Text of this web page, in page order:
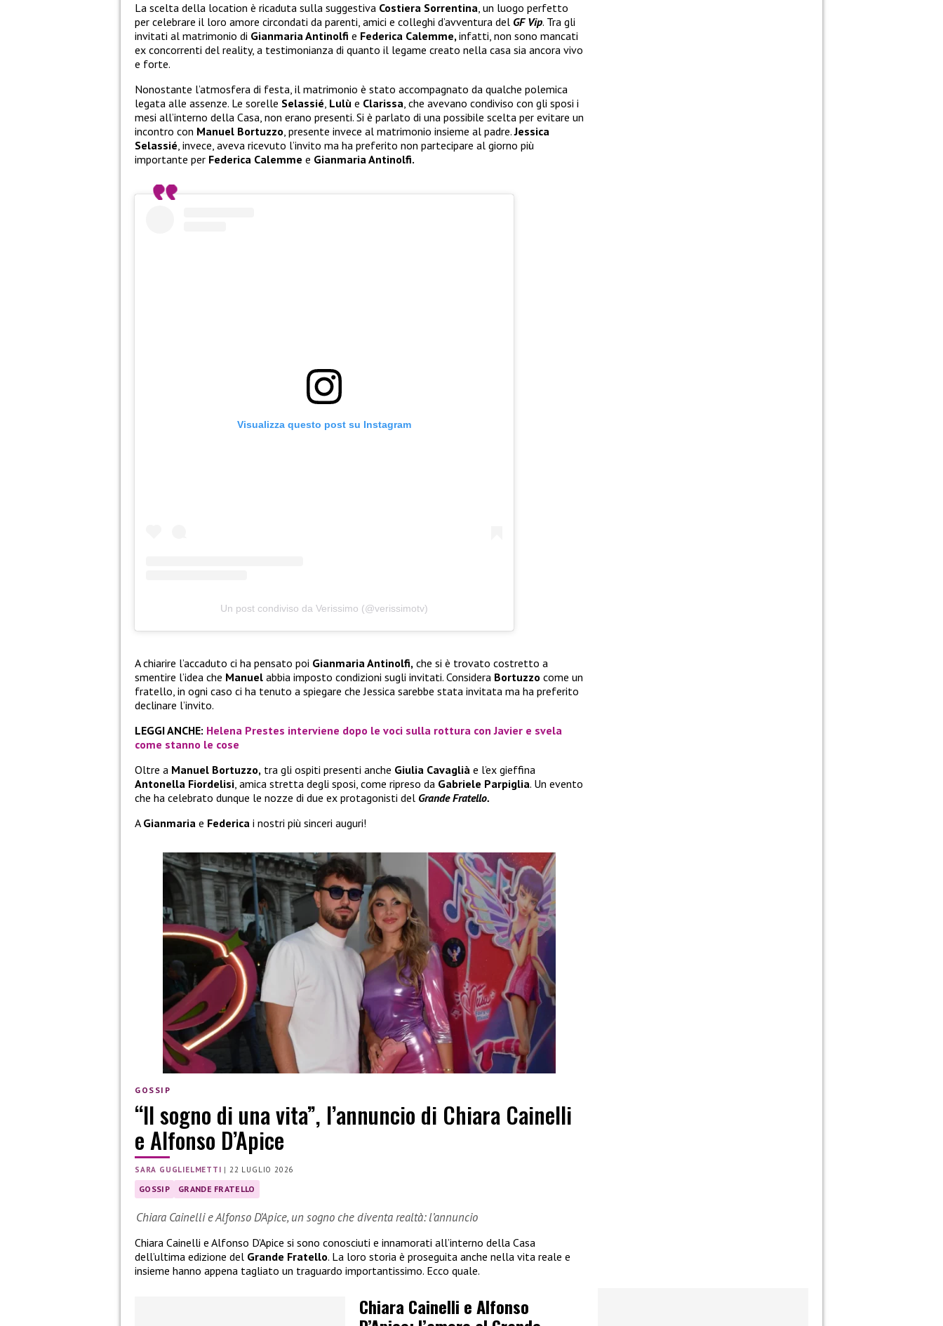
La scelta della location è ricaduta sulla suggestiva Costiera Sorrentina, un luogo perfetto
per celebrare il loro amore circondati da parenti, amici e colleghi d’avventura del GF Vip. Tra gli
invitati al matrimonio di Gianmaria Antinolfi e Federica Calemme,infatti, non sono mancati
ex concorrenti del reality, a testimonianza di quanto il legame creato nella casa sia ancora vivo
e forte.
Nonostante l’atmosfera di festa, il matrimonio è stato accompagnato da qualche polemica
legata alle assenze. Le sorelle Selassié, Lulù e Clarissa, che avevano condiviso con gli sposi i
mesi all’interno della Casa, non erano presenti. Si è parlato di una possibile scelta per evitare un
incontro con Manuel Bortuzzo, presente invece al matrimonio insieme al padre.Jessica
Selassié, invece, aveva ricevuto l’invito ma ha preferito non partecipare al giorno più
importante per Federica Calemme e Gianmaria Antinolfi.
Visualizza questo post su Instagram
Un post condiviso da Verissimo (@verissimotv)
A chiarire l’accaduto ci ha pensato poi Gianmaria Antinolfi, che si è trovato costretto a
smentire l’idea che Manuel abbia imposto condizioni sugli invitati. Considera Bortuzzo come un
fratello, in ogni caso ci ha tenuto a spiegare che Jessica sarebbe stata invitata ma ha preferito
declinare l’invito.
LEGGI ANCHE: Helena Prestes interviene dopo le voci sulla rottura con Javier e svela
come stanno le cose
Oltre a Manuel Bortuzzo, tra gli ospiti presenti anche Giulia Cavaglià e l’ex gieffina
Antonella Fiordelisi, amica stretta degli sposi, come ripreso da Gabriele Parpiglia. Un evento
che ha celebrato dunque le nozze di due ex protagonisti del Grande Fratello.
A Gianmaria e Federica i nostri più sinceri auguri!
GOSSIP
“Il sogno di una vita”, l’annuncio di Chiara Cainelli
e Alfonso D’Apice
SARA GUGLIELMETTI | 22 LUGLIO 2026
GOSSIP GRANDE FRATELLO
Chiara Cainelli e Alfonso D’Apice, un sogno che diventa realtà: l’annuncio
Chiara Cainelli e Alfonso D’Apice si sono conosciuti e innamorati all’interno della Casa
dell’ultima edizione del Grande Fratello. La loro storia è proseguita anche nella vita reale e
insieme hanno appena tagliato un traguardo importantissimo. Ecco quale.
Chiara Cainelli e Alfonso